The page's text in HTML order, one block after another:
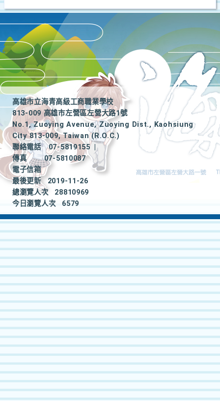
高雄市立海青高級工商職業學校
813-009 高雄市左營區左營大路1號
No.1, Zuoying Avenue, Zuoying Dist., Kaohsiung
City 813-009, Taiwan (R.O.C.)
聯絡電話
07-5819155
|
傳真
07-5810087
電子信箱
最後更新
2019-11-26
總瀏覽人次
28810969
今日瀏覽人次
6579